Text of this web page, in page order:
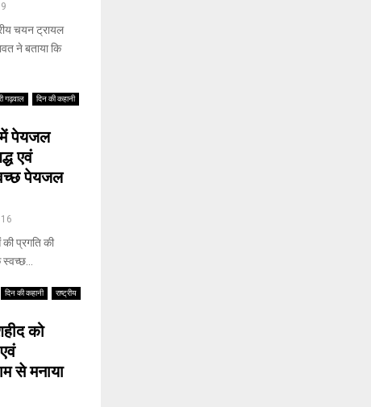
9
चयन ट्रायल
ने बताया कि
गढ़वाल
दिन की कहानी
पेयजल
एवं
पेयजल
16
प्रगति की
दिन की कहानी
राष्ट्रीय
को
से मनाया